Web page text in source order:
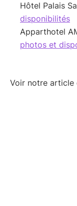
Hôtel Palais
disponibilités
Apparthotel
photos et
Voir notre article